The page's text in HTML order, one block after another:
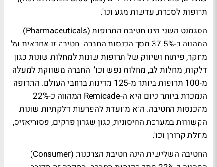
תרופות לסכרת, עדשות מגע וכו'.
הסגמנט השני הינו חטיבת התרופות (Pharmaceuticals)
המהווה כ-37.5% מסך הכנסות החברה. חטיבה זו אחראית על
מחקר, פיתוח ושיווק של תרופות שונות למחלות שונות כגון
דלקות, מחלות לב, מחלות נפש וכו'. החברה משווקת למעלה
מ-100 תרופות ביותר מ-125 מדינות ברחבי העולם. התרופה
הנמכרת ביותר כיום היא ה-Remicade המהווה כ-22%
מהכנסות החטיבה. היא מיועדת להפרעות דלקתיות שונות
הקשורות במערכת החיסונית, כגון שגרון פרקים, פסוריאזיס,
מחלת קרוהן וכו'.
החטיבה השלישית הינה חטיבת הצרכנות (Consumer)